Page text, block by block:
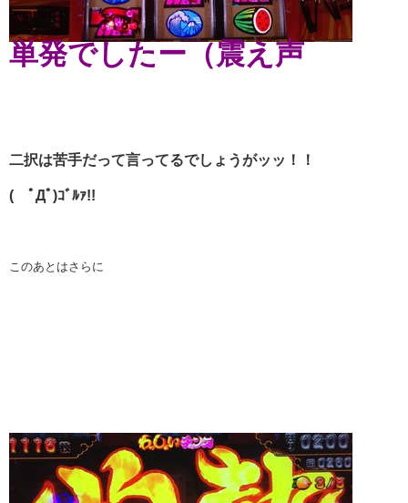
単発でしたー（震え声
二択は苦手だって言ってるでしょうがッッ！！
( ﾟДﾟ)ｺﾞﾙｧ!!
このあとはさらに